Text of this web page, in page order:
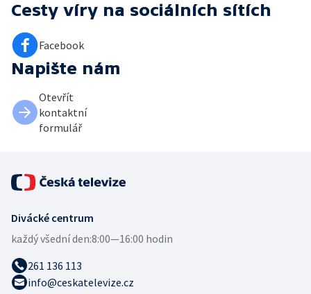
Cesty víry na sociálních sítích
Facebook
Napište nám
Otevřít
kontaktní
formulář
Divácké centrum
každý všední den:8:00—16:00 hodin
261 136 113
info@ceskatelevize.cz